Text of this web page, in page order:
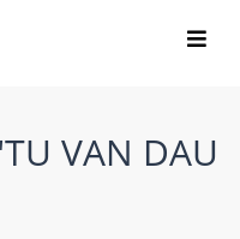
VAN DAU